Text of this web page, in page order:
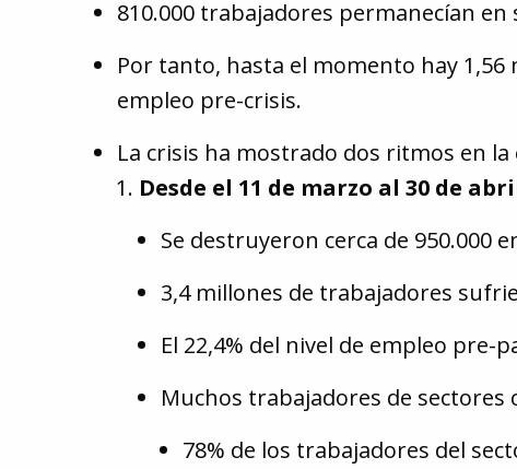
810.000 trabajadores permanecían en
Por tanto, hasta el momento hay 1,56
empleo pre-crisis.
La crisis ha mostrado dos ritmos en
Desde el 11 de marzo al 30 de
Se destruyeron cerca de 950.000
3,4 millones de trabajadores
El 22,4% del nivel de empleo pre-
Muchos trabajadores de sectores
78% de los trabajadores del